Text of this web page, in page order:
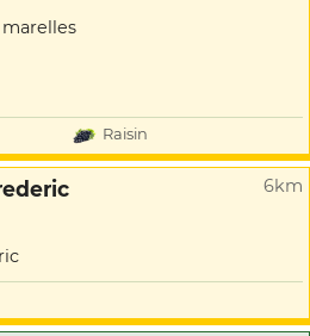
Raisin
6km